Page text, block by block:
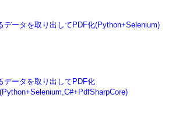
データを取り出してPDF化(Python+Selenium)
データを取り出してPDF化